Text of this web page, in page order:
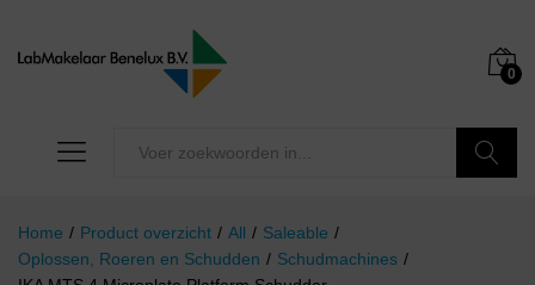
0
Home / Product overzicht / All / Saleable /
Oplossen, Roeren en Schudden / Schudmachines /